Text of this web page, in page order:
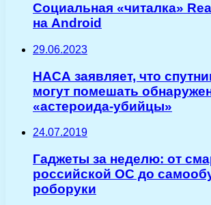
Социальная «читалка»
на Android
29.06.2023
НАСА заявляет, что
могут помешать
«астероида-убийцы»
24.07.2019
Гаджеты за неделю: от
российской ОС до
роборуки